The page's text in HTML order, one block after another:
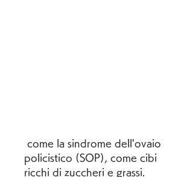
policistico (SOP), come cibi
ricchi di zuccheri e grassi.